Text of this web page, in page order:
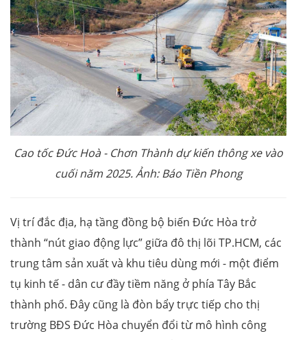
Cao tốc Đức Hoà -Chơn Thành dự kiến thôngxe vào
cuối năm 2025. Ảnh: Báo Tiền Phong
Vị trí đắc địa, hạ tầng đồng bộ biến Đức Hòa trở
thành “nút giao động lực” giữa đô thị lõi TP.HCM, các
trung tâm sản xuất và khu tiêu dùng mới - một điểm
tụ kinh tế - dân cư đầy tiềm năng ở phía Tây Bắc
thành phố. Đây cũng là đòn bẩy trực tiếp cho thị
trường BĐS Đức Hòa chuyển đổi từ mô hình công